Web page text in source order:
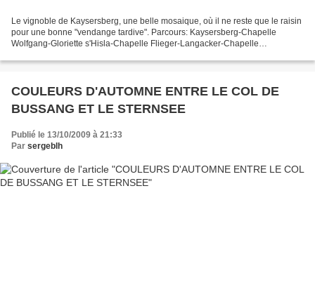
Le vignoble de Kaysersberg, une belle mosaique, où il ne reste que le raisin
pour une bonne "vendange tardive". Parcours: Kaysersberg-Chapelle
Wolfgang-Gloriette s'Hisla-Chapelle Flieger-Langacker-Chapelle
COULEURS D'AUTOMNE ENTRE LE COL DE
BUSSANG ET LE STERNSEE
Publié le 13/10/2009 à 21:33
Par sergeblh